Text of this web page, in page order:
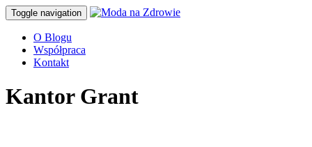
Toggle navigation
O Blogu
Współpraca
Kontakt
Kantor Grant